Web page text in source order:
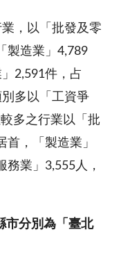
，以「批發及零
製造業」4,789
2,591件，占
多以「工資爭
多之行業以「批
首，「製造業」
務業」3,555人，
市分別為「臺北